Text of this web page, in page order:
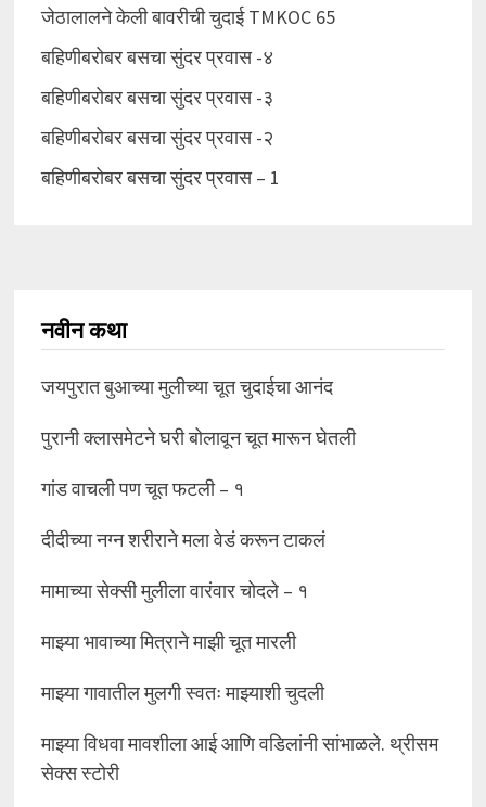
जेठालालने केली बावरीची चुदाई TMKOC 65
बहिणीबरोबर बसचा सुंदर प्रवास -४
बहिणीबरोबर बसचा सुंदर प्रवास -३
बहिणीबरोबर बसचा सुंदर प्रवास -२
बहिणीबरोबर बसचा सुंदर प्रवास – 1
नवीन कथा
जयपुरात बुआच्या मुलीच्या चूत चुदाईचा आनंद
पुरानी क्लासमेटने घरी बोलावून चूत मारून घेतली
गांड वाचली पण चूत फटली – १
दीदीच्या नग्न शरीराने मला वेडं करून टाकलं
मामाच्या सेक्सी मुलीला वारंवार चोदले – १
माझ्या भावाच्या मित्राने माझी चूत मारली
माझ्या गावातील मुलगी स्वतः माझ्याशी चुदली
माझ्या विधवा मावशीला आई आणि वडिलांनी सांभाळले. थ्रीसम
सेक्स स्टोरी